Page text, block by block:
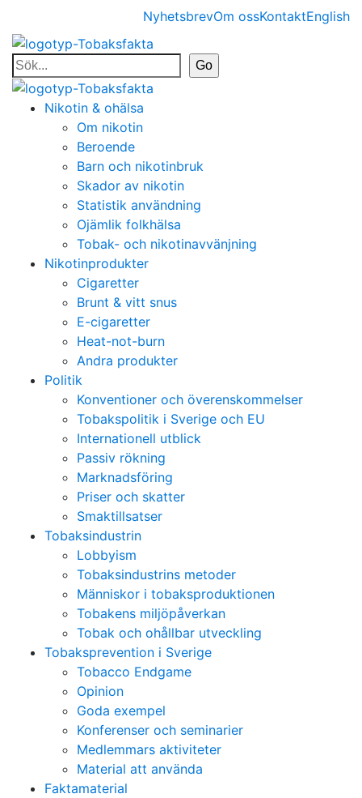
NyhetsbrevOm ossKontaktEnglish
Nikotin & ohälsa
Om nikotin
Beroende
Barn och nikotinbruk
Skador av nikotin
Statistik användning
Ojämlik folkhälsa
Tobak- och nikotinavvänjning
Nikotinprodukter
Cigaretter
Brunt & vitt snus
E-cigaretter
Heat-not-burn
Andra produkter
Politik
Konventioner och överenskommelser
Tobakspolitik i Sverige och EU
Internationell utblick
Passiv rökning
Marknadsföring
Priser och skatter
Smaktillsatser
Tobaksindustrin
Lobbyism
Tobaksindustrins metoder
Människor i tobaksproduktionen
Tobakens miljöpåverkan
Tobak och ohållbar utveckling
Tobaksprevention i Sverige
Tobacco Endgame
Opinion
Goda exempel
Konferenser och seminarier
Medlemmars aktiviteter
Material att använda
Faktamaterial